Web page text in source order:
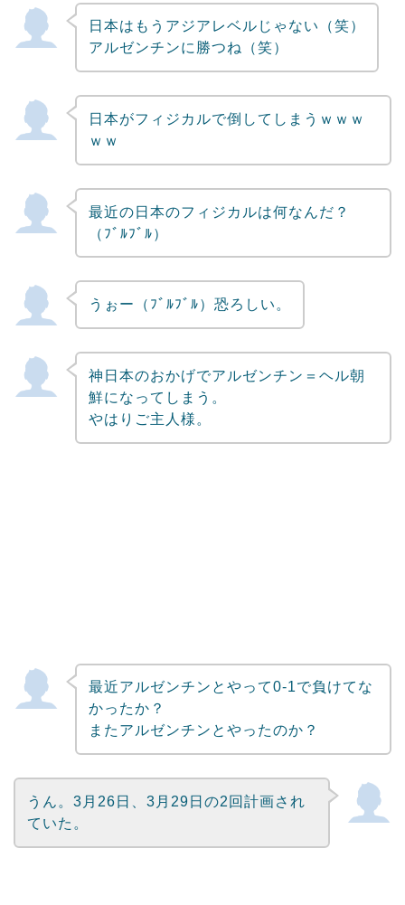
日本はもうアジアレベルじゃない（笑）
アルゼンチンに勝つね（笑）
日本がフィジカルで倒してしまうｗｗｗ
ｗｗ
最近の日本のフィジカルは何なんだ？
（ﾌﾞﾙﾌﾞﾙ）
うぉー（ﾌﾞﾙﾌﾞﾙ）恐ろしい。
神日本のおかげでアルゼンチン＝ヘル朝
鮮になってしまう。
やはりご主人様。
最近アルゼンチンとやって0-1で負けてな
かったか？
またアルゼンチンとやったのか？
うん。3月26日、3月29日の2回計画され
ていた。